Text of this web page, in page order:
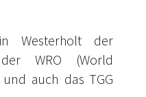
Westerholt der
der WRO (World
auch das TGG